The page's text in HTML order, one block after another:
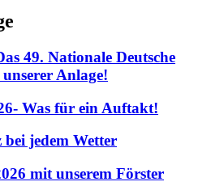
49. Nationale Deutsche
Anlage!
Was für ein Auftakt!
bei jedem Wetter
mit unserem Förster